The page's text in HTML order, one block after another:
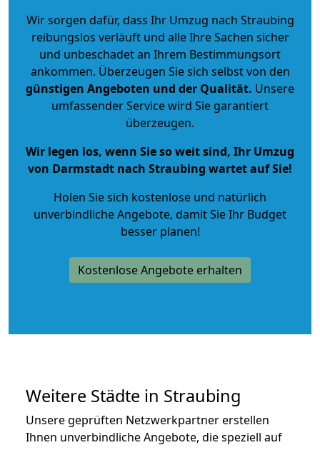
Wir sorgen dafür, dass Ihr Umzug nach Straubing
reibungslos verläuft und alle Ihre Sachen sicher
und unbeschadet an Ihrem Bestimmungsort
ankommen. Überzeugen Sie sich selbst von den
günstigen Angeboten und der Qualität. Unsere
umfassender Service wird Sie garantiert
überzeugen.
Wir legen los, wenn Sie so weit sind, Ihr Umzug
von Darmstadt nach Straubing wartet auf Sie!
Holen Sie sich kostenlose und natürlich
unverbindliche Angebote, damit Sie Ihr Budget
besser planen!
Kostenlose Angebote erhalten
Weitere Städte in Straubing
Unsere geprüften Netzwerkpartner erstellen
Ihnen unverbindliche Angebote, die speziell auf